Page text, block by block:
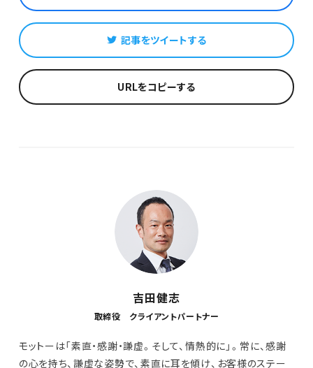
記事をツイートする
URLをコピーする
吉田健志
取締役 クライアントパートナー
モットーは「素直・感謝・謙虚。そして、情熱的に」。常に、感謝
の心を持ち、謙虚な姿勢で、素直に耳を傾け、お客様のステー